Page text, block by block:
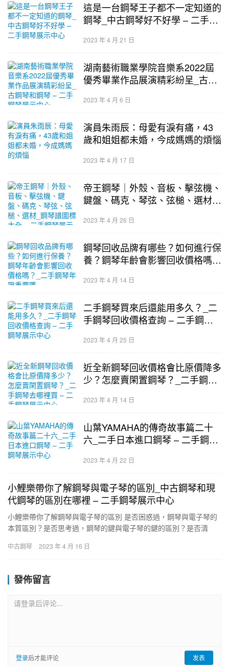
這是一台鋼琴王子都不一定知道的
鋼琴_中古鋼琴好不好學 – 二手鋼
2023 年 4 月 21 日
湖南藝術職業學院音樂系2022屆
優秀畢業作品展演精彩紛呈_古鋼
2023 年 4 月 6 日
演員朱雨辰：母愛有淚有痛，43
歲和姐姐都未婚，今成媽媽的煩惱
2023 年 4 月 17 日
帝王鋼琴｜外殼、音板、擊弦機、
鍵盤、碼克、琴弦、弦槌、選材_
中心
2023 年 4 月 26 日
鋼琴回收品牌有哪些？如何進行保
養？鋼琴年齡會影響回收價格嗎？
2023 年 4 月 14 日
二手鋼琴買來后還能用多久？_二
手鋼琴回收價格查詢 – 二手鋼琴
2023 年 4 月 25 日
近全新鋼琴回收價格會比原價降多
少？怎麼賣閑置鋼琴？_二手鋼琴
2023 年 4 月 14 日
山葉YAMAHA的傳奇故事篇二十
六_二手日本進口鋼琴 – 二手鋼琴
2023 年 4 月 22 日
小鯉樂帶你了解鋼琴與電子琴的區別_中古鋼琴和現
代鋼琴的區別在哪裡 – 二手鋼琴展示中心
小鯉樂帶你了解鋼琴與電子琴的區別 是否困惑過，鋼琴與電子琴的
本質區別？是否思考過，鋼琴的鍵與電子琴的鍵的區別？是否清
中古鋼琴 2023 年 4 月 16 日
發佈留言
请登录后评论...
登录后才能评论 发表